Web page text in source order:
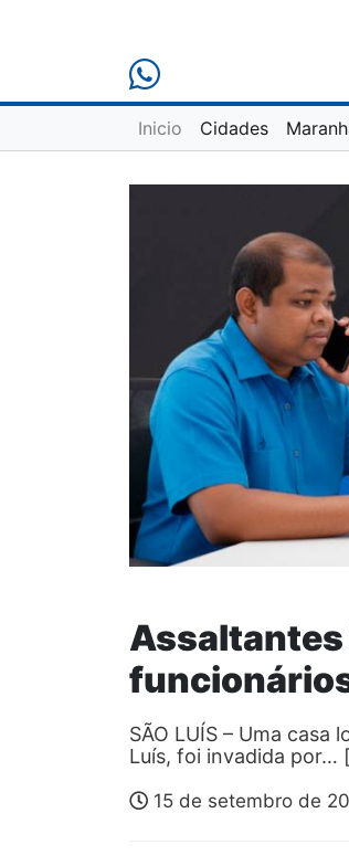
Inicio Cidades
Assaltantes
SÃO LUÍS – Uma
Luís, foi invadida por… [
15 de setembro de